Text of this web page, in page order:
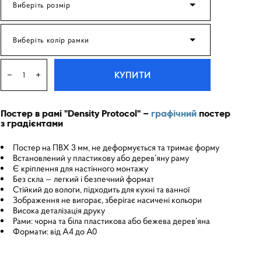
Виберіть розмір
Виберіть колір рамки
КУПИТИ
Постер в рамі "Density Protocol" – графічнийпостер
з градієнтами
Постер на ПВХ 3 мм, не деформується та тримає форму
Встановлений у пластикову або дерев’яну раму
Є кріплення для настінного монтажу
Без скла — легкий і безпечний формат
Стійкий до вологи, підходить для кухні та ванної
Зображення не вигорає, зберігає насичені кольори
Висока деталізація друку
Рами: чорна та біла пластикова або бежева дерев’яна
Формати: від A4 до A0